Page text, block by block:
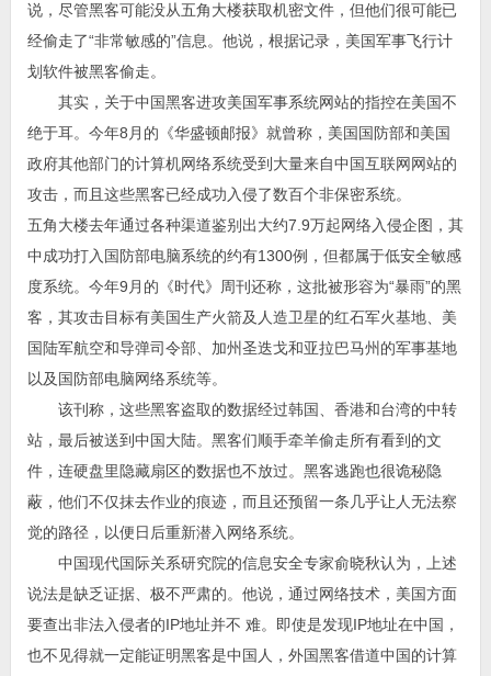
说，尽管黑客可能没从五角大楼获取机密文件，但他们很可能已
经偷走了“非常敏感的”信息。他说，根据记录，美国军事飞行计
划软件被黑客偷走。
其实，关于中国黑客进攻美国军事系统网站的指控在美国不
绝于耳。今年8月的《华盛顿邮报》就曾称，美国国防部和美国
政府其他部门的计算机网络系统受到大量来自中国互联网网站的
攻击，而且这些黑客已经成功入侵了数百个非保密系统。
五角大楼去年通过各种渠道鉴别出大约7.9万起网络入侵企图，其
中成功打入国防部电脑系统的约有1300例，但都属于低安全敏感
度系统。今年9月的《时代》周刊还称，这批被形容为“暴雨”的黑
客，其攻击目标有美国生产火箭及人造卫星的红石军火基地、美
国陆军航空和导弹司令部、加州圣迭戈和亚拉巴马州的军事基地
以及国防部电脑网络系统等。
该刊称，这些黑客盗取的数据经过韩国、香港和台湾的中转
站，最后被送到中国大陆。黑客们顺手牵羊偷走所有看到的文
件，连硬盘里隐藏扇区的数据也不放过。黑客逃跑也很诡秘隐
蔽，他们不仅抹去作业的痕迹，而且还预留一条几乎让人无法察
觉的路径，以便日后重新潜入网络系统。
中国现代国际关系研究院的信息安全专家俞晓秋认为，上述
说法是缺乏证据、极不严肃的。他说，通过网络技术，美国方面
要查出非法入侵者的IP地址并不 难。即使是发现IP地址在中国，
也不见得就一定能证明黑客是中国人，外国黑客借道中国的计算